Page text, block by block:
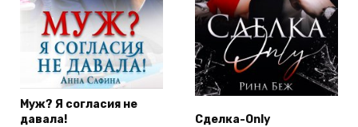
Муж? Я согласия не
давала!
Сделка-Only